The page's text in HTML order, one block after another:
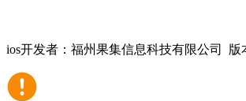
ios开发者：福州果集信息科技有限公司 版